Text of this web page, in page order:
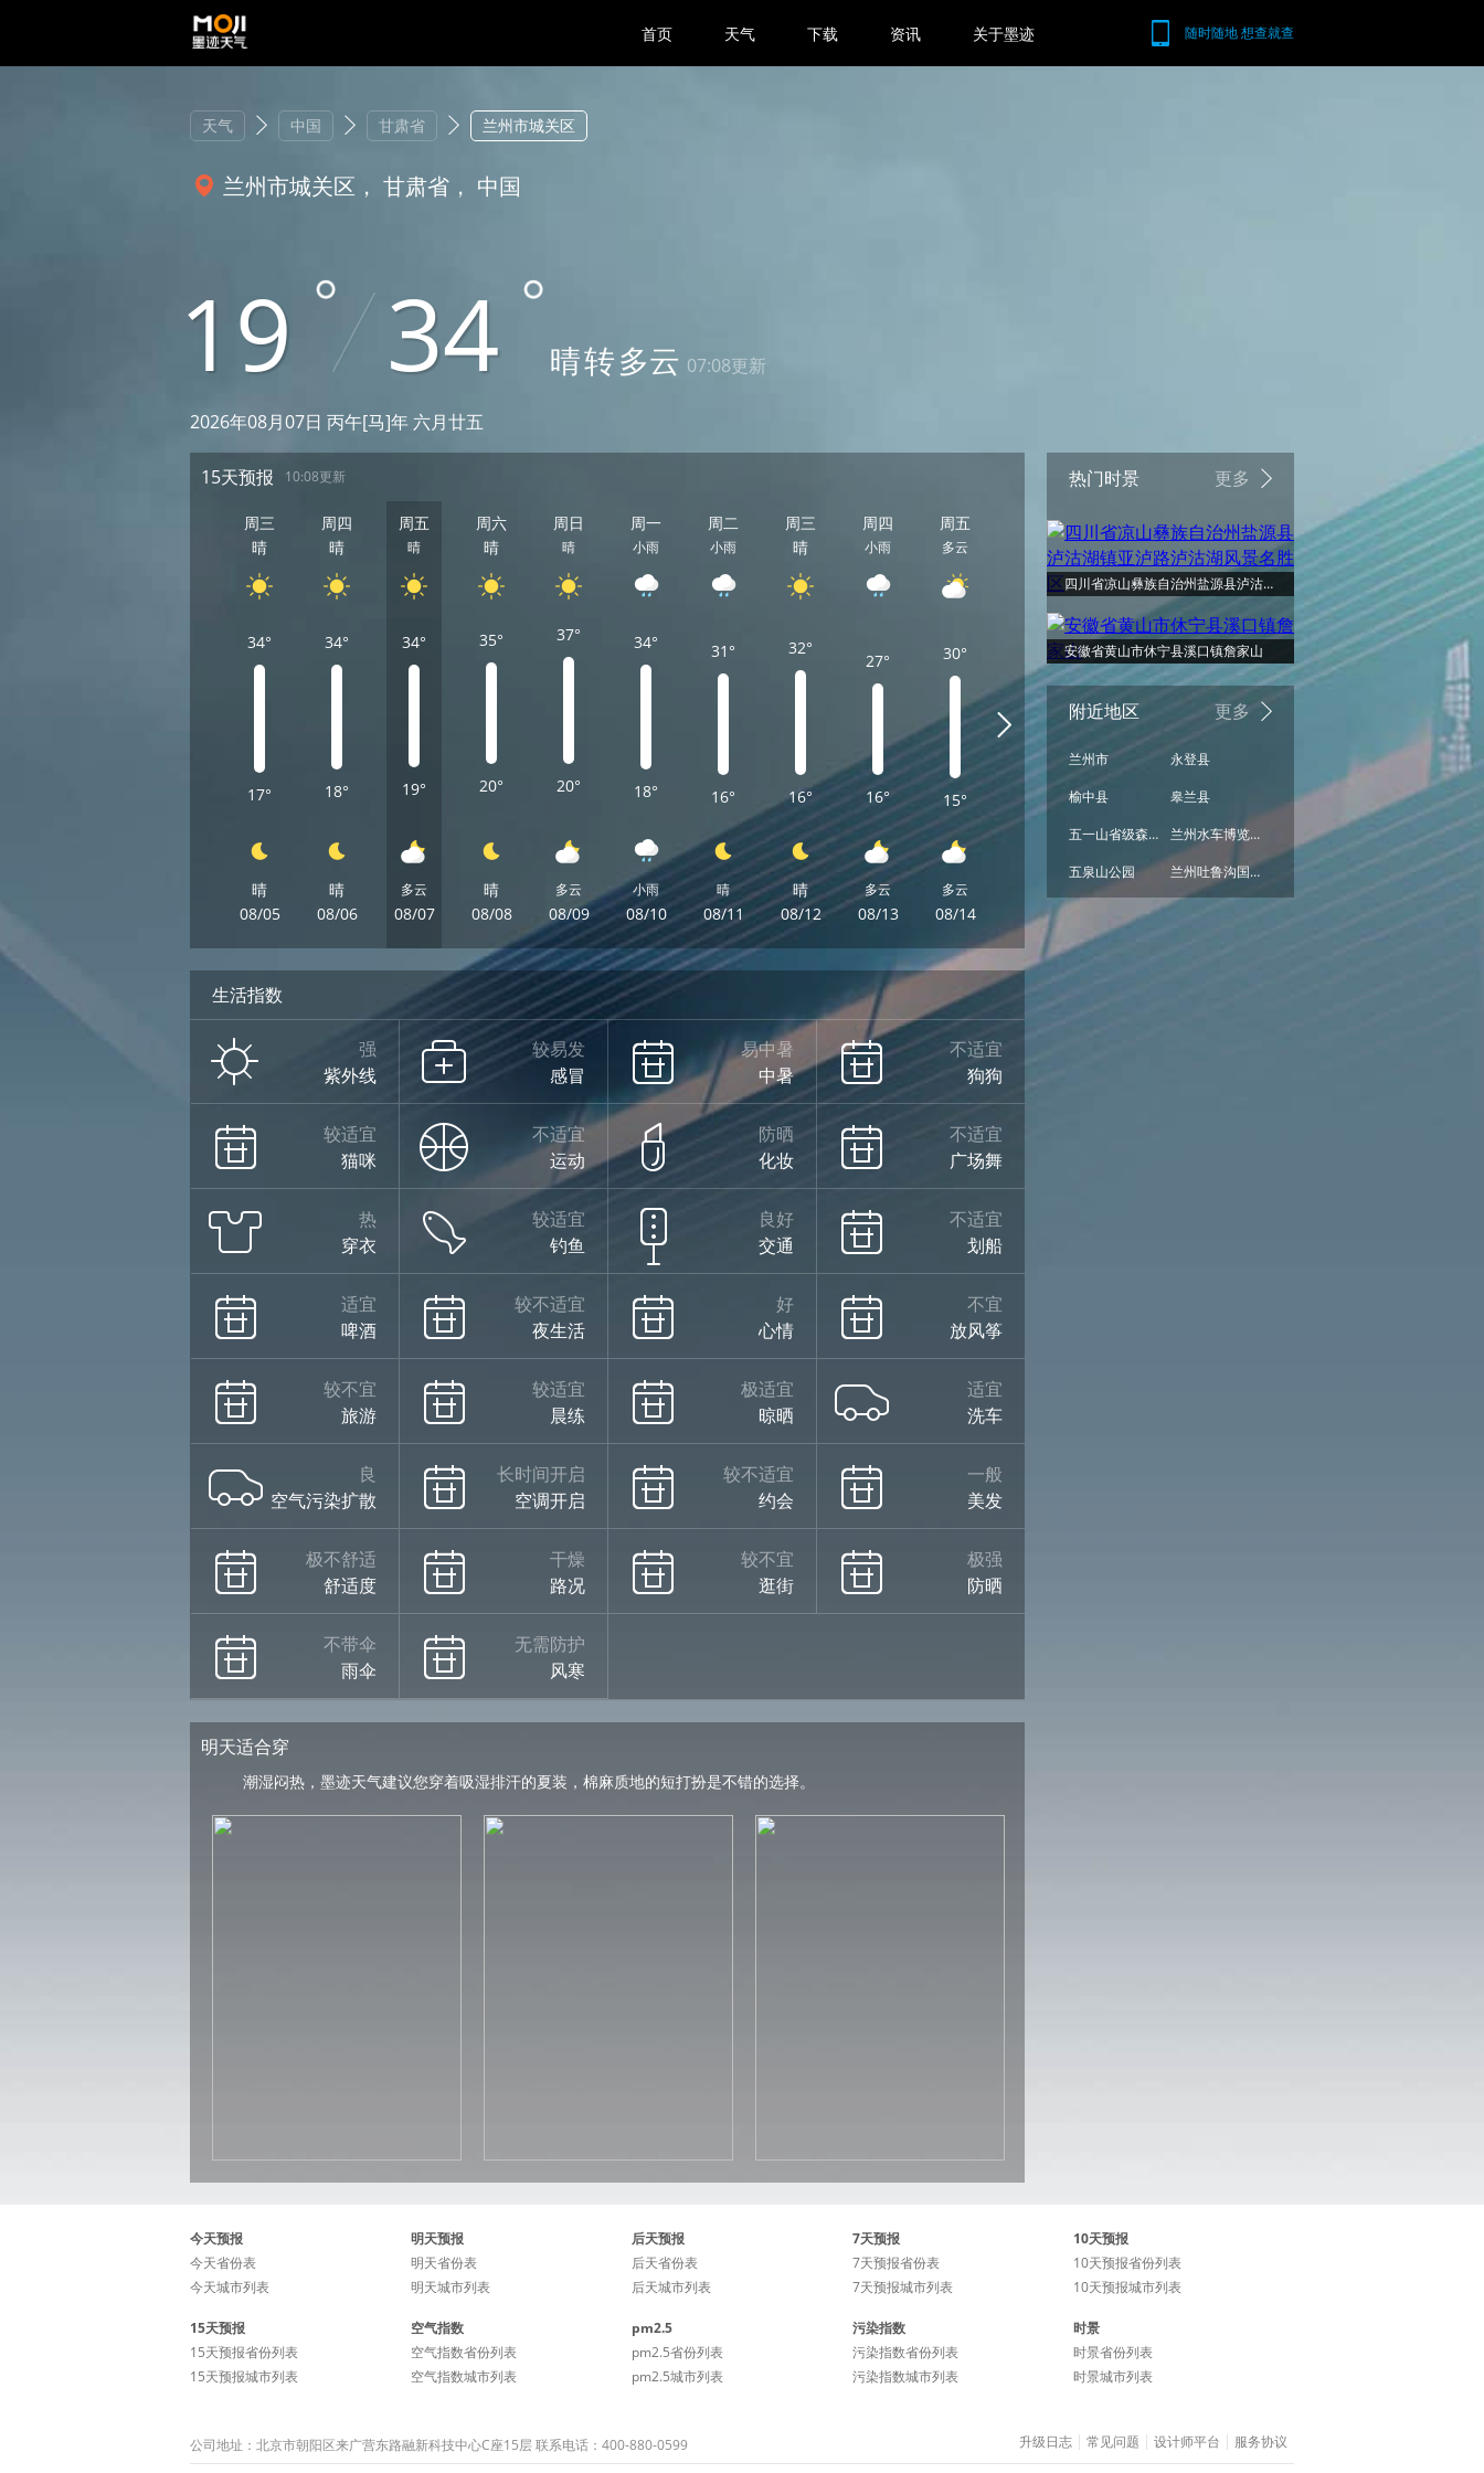
随时随地 想查就查
首页 天气 下载 资讯 关于墨迹
天气 中国 甘肃省 兰州市城关区
兰州市城关区， 甘肃省， 中国
19 34 晴转多云 07:08更新
2026年08月07日 丙午[马]年 六月廿五
热门时景 更多
四川省凉山彝族自治州盐源县泸沽湖镇亚泸路泸沽湖风景名胜区
安徽省黄山市休宁县溪口镇詹家山
附近地区 更多
兰州市
永登县
榆中县
皋兰县
五一山省级森林生态旅游区
兰州水车博览园
五泉山公园
兰州吐鲁沟国家森林公园
15天预报 10:08更新
周三
晴
34°
17°
晴
08/05
周四
晴
34°
18°
晴
08/06
周五
晴
34°
19°
多云
08/07
周六
晴
35°
20°
晴
08/08
周日
晴
37°
20°
多云
08/09
周一
小雨
34°
18°
小雨
08/10
周二
小雨
31°
16°
晴
08/11
周三
晴
32°
16°
晴
08/12
周四
小雨
27°
16°
多云
08/13
周五
多云
30°
15°
多云
08/14
周六
15°
08/15
周日
阴
25°
15°
小雨
周一
阴
23°
14°
晴
08/17
周二
晴
27°
周三
晴
31°
18°
周四
小雨
19°
生活指数
强
紫外线
较易发
感冒
易中暑
中暑
不适宜
狗狗
较适宜
猫咪
不适宜
运动
防晒
化妆
不适宜
广场舞
热
穿衣
较适宜
钓鱼
良好
交通
不适宜
划船
适宜
啤酒
较不适宜
夜生活
好
心情
不宜
放风筝
较不宜
旅游
较适宜
晨练
极适宜
晾晒
适宜
洗车
良
空气污染扩散
长时间开启
空调开启
较不适宜
约会
一般
美发
极不舒适
舒适度
干燥
路况
较不宜
逛街
极强
防晒
不带伞
雨伞
无需防护
风寒
明天适合穿
潮湿闷热，墨迹天气建议您穿着吸湿排汗的夏装，棉麻质地的短打扮是不错的选择。
今天预报
今天省份表
今天城市列表
明天预报
明天省份表
明天城市列表
后天预报
后天省份表
后天城市列表
7天预报
7天预报省份表
7天预报城市列表
10天预报
10天预报省份列表
10天预报城市列表
15天预报
15天预报省份列表
15天预报城市列表
空气指数
空气指数省份列表
空气指数城市列表
pm2.5
pm2.5省份列表
pm2.5城市列表
污染指数
污染指数省份列表
污染指数城市列表
时景
时景省份列表
时景城市列表
公司地址：北京市朝阳区来广营东路融新科技中心C座15层 联系电话：400-880-0599 升级日志 常见问题 设计师平台 服务协议